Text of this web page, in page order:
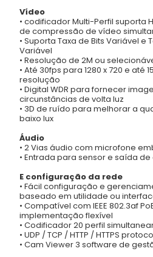
Vídeo
• codificador Multi-Perfil suporta
de compressão de vídeo
• Suporta Taxa de Bits Variável e
Variável
• Resolução de 2M ou
• Até 30fps para 1280 x 720 e até
resolução
• Digital WDR para fornecer
circunstâncias de volta luz
• 3D de ruído para melhorar a
baixo lux
Áudio
• 2 Vias áudio com microfone
• Entrada para sensor e saída
E configuração da rede
• Fácil configuração e
baseado em utilidade ou
• Compatível com IEEE 802.3af
implementação flexível
• Codificador 20 perfil
• UDP / TCP / HTTP / HTTPS
• Cam Viewer 3 software de